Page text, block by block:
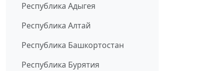
Республика Адыгея
Республика Алтай
Республика Башкортостан
Республика Бурятия